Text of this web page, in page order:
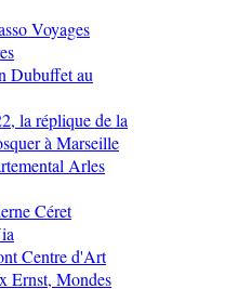
Voyages
Dubuffet au
la réplique de la
à Marseille
Arles
Céret
Centre d'Art
Ernst, Mondes